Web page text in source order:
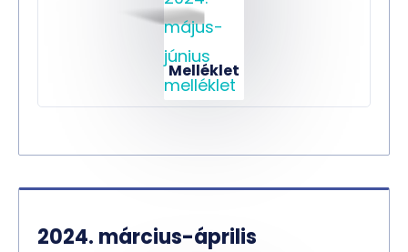
Melléklet
2024. március-április